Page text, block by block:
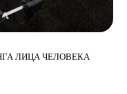
ЛИЦА ЧЕЛОВЕКА